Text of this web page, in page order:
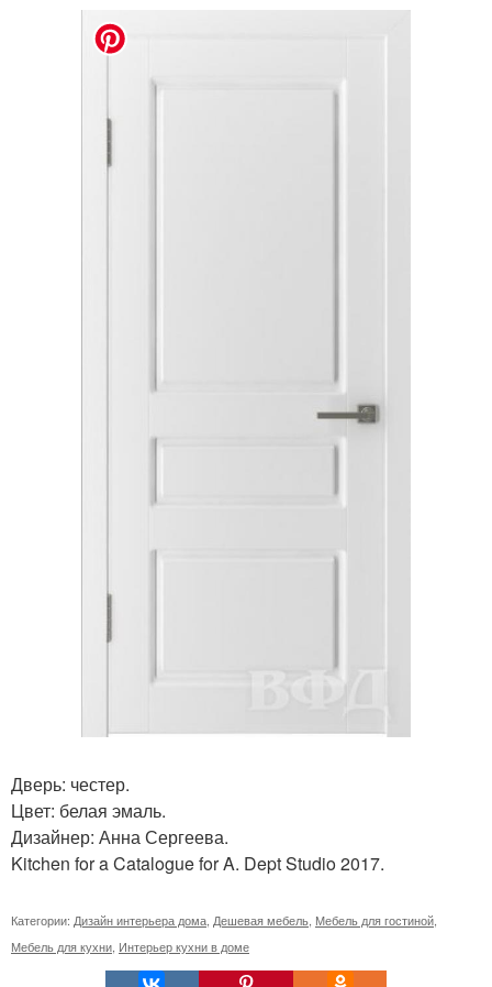
Дверь: честер.
Цвет: белая эмаль.
Дизайнер: Анна Сергеева.
Kitchen for a Catalogue for A. Dept Studio 2017.
Категории: Дизайн интерьера дома, Дешевая мебель, Мебель для гостиной,
Мебель для кухни, Интерьер кухни в доме